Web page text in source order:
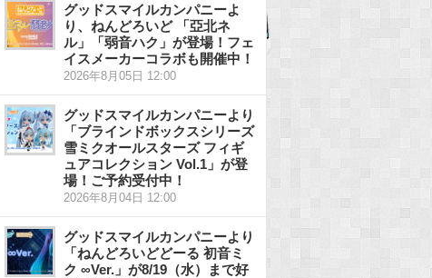
グッドスマイルカンパニーよ
り、ねんどろいど 「亞北ネ
ル」「弱音ハク」が登場！フェ
イスメーカーコラボも開催中！
2026年8月05日 12:00
グッドスマイルカンパニーより
「ブラインドボックスシリーズ
雪ミクオールスターズ フィギ
ュアコレクション Vol.1」が登
場！ご予約受付中！
2026年8月04日 12:00
グッドスマイルカンパニーより
「ねんどろいどどーる 初音ミ
ク ∞Ver.」が8/19（水）まで好